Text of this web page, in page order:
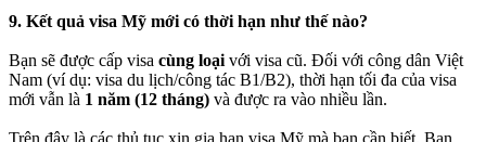
9. Kết quả visa Mỹ mới có thời hạn như thế nào?
Bạn sẽ được cấp visa cùng loại với visa cũ. Đối với công dân Việt
Nam (ví dụ: visa du lịch/công tác B1/B2), thời hạn tối đa của visa
mới vẫn là 1 năm (12 tháng) và được ra vào nhiều lần.
Trên đây là các thủ tục xin gia hạn visa Mỹ mà bạn cần biết. Bạn